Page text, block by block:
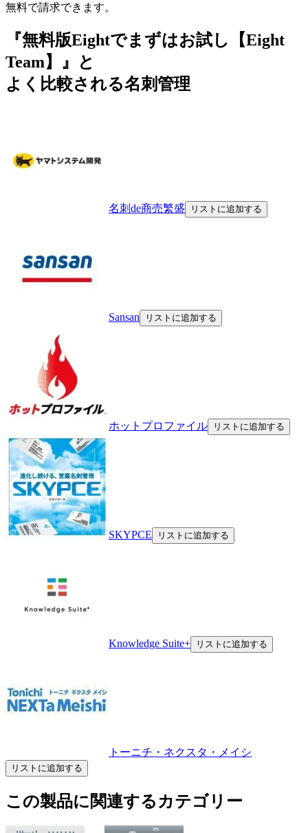
無料で請求できます。
『無料版Eightでまずはお試し【Eight
Team】』と
よく比較される名刺管理
名刺de商売繁盛 リストに追加する
Sansan リストに追加する
ホットプロファイル リストに追加する
SKYPCE リストに追加する
Knowledge Suite+ リストに追加する
トーニチ・ネクスタ・メイシ
リストに追加する
この製品に関連するカテゴリー